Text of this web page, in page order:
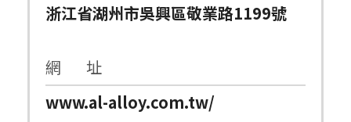
浙江省湖州市吳興區敬業路1199號
網 址
www.al-alloy.com.tw/